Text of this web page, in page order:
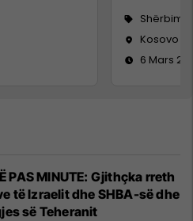
Kosovo
6 Mars
PAS MINUTE: Gjithçka rreth
të Izraelit dhe SHBA-së dhe
së Teheranit